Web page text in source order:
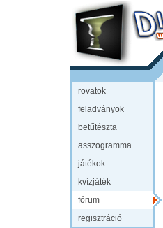
rovatok
feladványok
betűtészta
asszogramma
játékok
kvízjáték
fórum
regisztráció